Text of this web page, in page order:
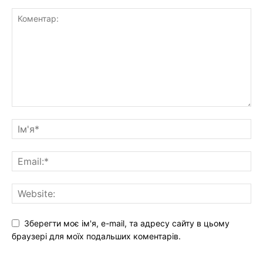
Зберегти моє ім'я, e-mail, та адресу сайту в цьому
браузері для моїх подальших коментарів.